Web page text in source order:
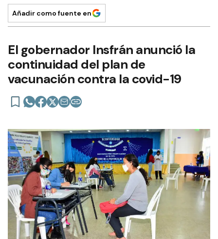
Añadir como fuente en
El gobernador Insfrán anunció la
continuidad del plan de
vacunación contra la covid-19